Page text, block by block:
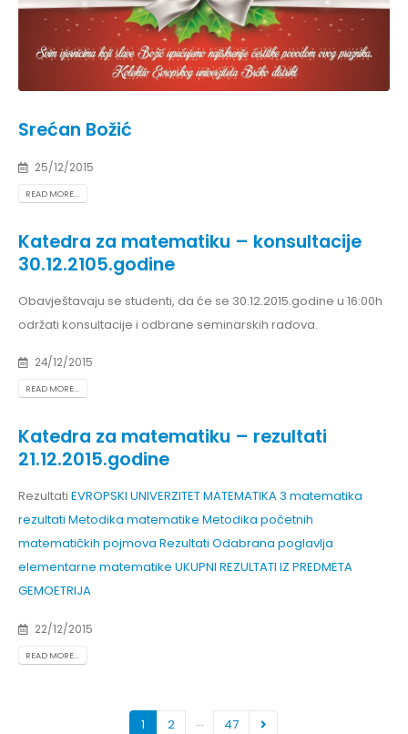
Srećan Božić
25/12/2015
READ MORE...
Katedra za matematiku – konsultacije
30.12.2105.godine
Obavještavaju se studenti, da će se 30.12.2015.godine u 16:00h
održati konsultacije i odbrane seminarskih radova.
24/12/2015
READ MORE...
Katedra za matematiku – rezultati
21.12.2015.godine
Rezultati EVROPSKI UNIVERZITET MATEMATIKA 3 matematika
rezultati Metodika matematike Metodika početnih
matematičkih pojmova Rezultati Odabrana poglavlja
elementarne matematike UKUPNI REZULTATI IZ PREDMETA
GEMOETRIJA
22/12/2015
READ MORE...
1 2 … 47